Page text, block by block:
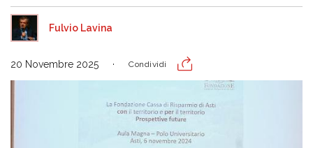
Fulvio Lavina
20 Novembre 2025 Condividi